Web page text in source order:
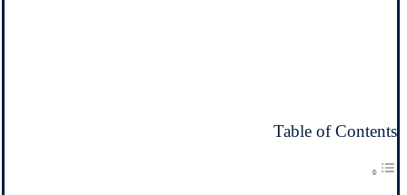
Table of Contents